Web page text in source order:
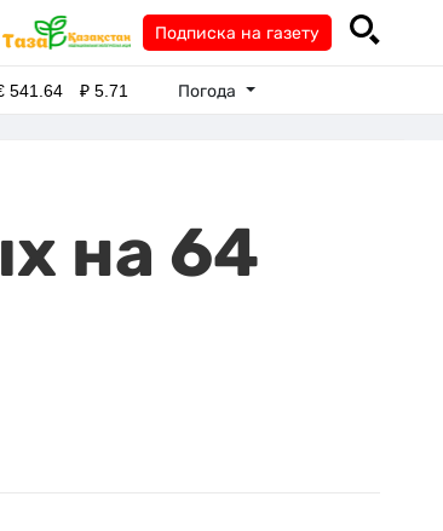
Подписка на газету
541.64 ₽5.71 Погода
на 64